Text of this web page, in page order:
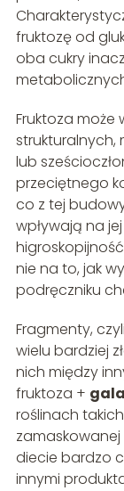
fruktozę od
oba cukry
Fruktoza
strukturalnych,
lub
przeciętnego
co z tej
wpływają na
nie na to, jak
podręczniku
Frag­menty,
wielu bardziej
nich między
fruktoza +
roślinach
diecie bardzo
innymi